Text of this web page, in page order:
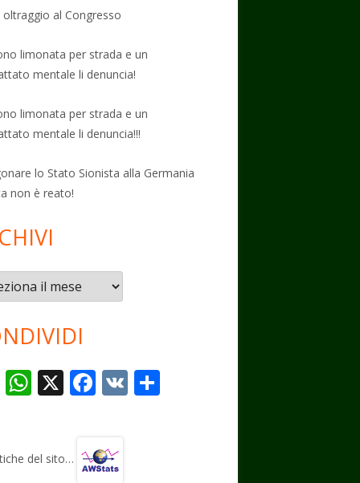
oltraggio al Congresso
limonata per strada e un
mentale li denuncia!
limonata per strada e un
mentale li denuncia!!!
lo Stato Sionista alla Germania
non è reato!
T
gr
W
s
X F
b
V
del sito…